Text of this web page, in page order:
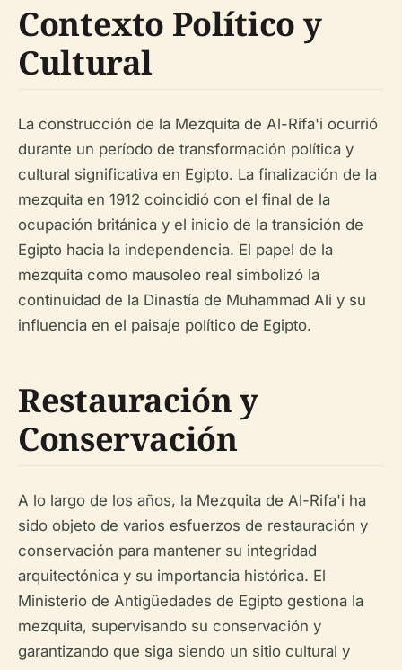
Contexto Político y
Cultural
La construcción de la Mezquita de Al-Rifa'i ocurrió
durante un período de transformación política y
cultural significativa en Egipto. La finalización de la
mezquita en 1912 coincidió con el final de la
ocupación británica y el inicio de la transición de
Egipto hacia la independencia. El papel de la
mezquita como mausoleo real simbolizó la
continuidad de la Dinastía de Muhammad Ali y su
influencia en el paisaje político de Egipto.
Restauración y
Conservación
A lo largo de los años, la Mezquita de Al-Rifa'i ha
sido objeto de varios esfuerzos de restauración y
conservación para mantener su integridad
arquitectónica y su importancia histórica. El
Ministerio de Antigüedades de Egipto gestiona la
mezquita, supervisando su conservación y
garantizando que siga siendo un sitio cultural y